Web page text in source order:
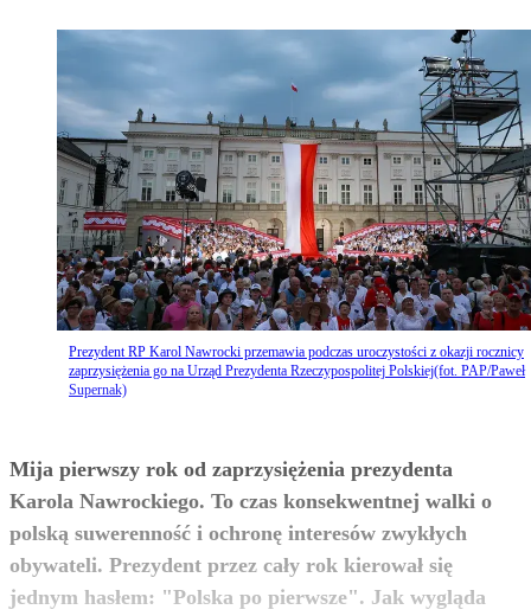
Prezydent RP Karol Nawrocki przemawia podczas uroczystości z okazji rocznicy
zaprzysiężenia go na Urząd Prezydenta Rzeczypospolitej Polskiej(fot. PAP/Paweł
Supernak)
Mija pierwszy rok od zaprzysiężenia prezydenta
Karola Nawrockiego. To czas konsekwentnej walki o
polską suwerenność i ochronę interesów zwykłych
obywateli. Prezydent przez cały rok kierował się
jednym hasłem: "Polska po pierwsze". Jak wygląda